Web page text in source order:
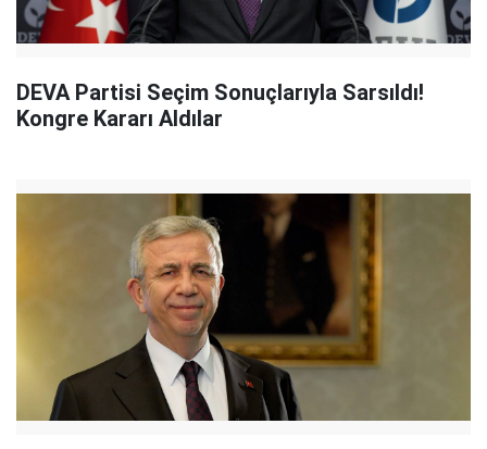
DEVA Partisi Seçim Sonuçlarıyla Sarsıldı!
Kongre Kararı Aldılar